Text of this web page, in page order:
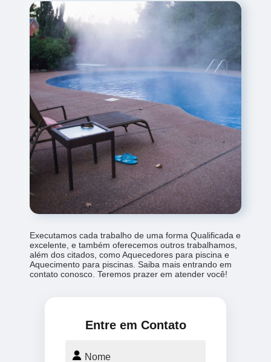
Executamos cada trabalho de uma forma Qualificada e
excelente, e também oferecemos outros trabalhamos,
além dos citados, como Aquecedores para piscina e
Aquecimento para piscinas. Saiba mais entrando em
contato conosco. Teremos prazer em atender você!
Entre em Contato